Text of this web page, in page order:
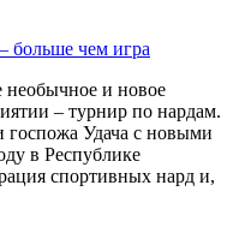
больше чем игра
необычное и новое
– турнир по нардам.
госпожа Удача с новыми
в Республике
спортивных нард и,